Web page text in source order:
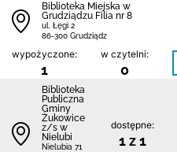
Biblioteka Miejska w
Grudziądzu Filia nr 8
ul. Łęgi 2
86-300 Grudziądz
wypożyczone:
1
w czytelni:
0
Biblioteka
Publiczna
Gminy
Żukowice
z/s w
Nielubi
Nielubia 71
dostępne:
1 z 1